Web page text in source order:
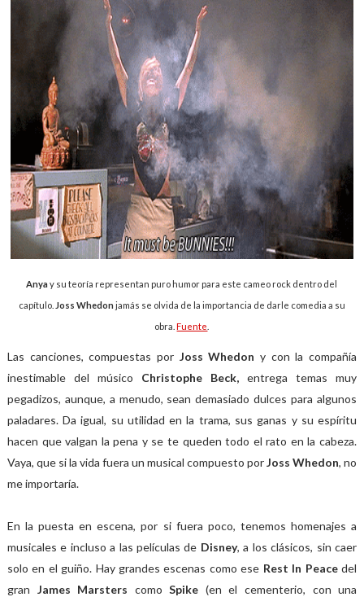
Anyay su teoría representan puro humor para este cameo rock dentro del
capítulo. Joss Whedon jamás se olvida de la importancia de darle comedia a su
obra.Fuente
Las canciones, compuestas por Joss Whedon y con la compañía
inestimable del músico Christophe Beck, entrega temas muy
pegadizos, aunque, a menudo, sean demasiado dulces para algunos
paladares. Da igual, su utilidad en la trama, sus ganas y su espíritu
hacen que valgan la pena y se te queden todo el rato en la cabeza.
Vaya, que si la vida fuera un musical compuesto porJoss Whedon, no
me importaría.
En la puesta en escena, por si fuera poco, tenemos homenajes a
musicales e incluso a las películas de Disney, a los clásicos, sin caer
solo en el guiño. Hay grandes escenas como ese Rest In Peacedel
gran James Marsters comoSpike (en el cementerio, con una